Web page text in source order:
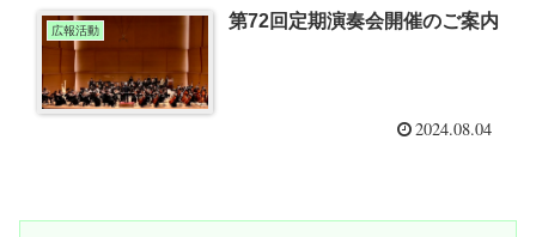
広報活動 第72回定期演奏会開催のご案内
2024.08.04